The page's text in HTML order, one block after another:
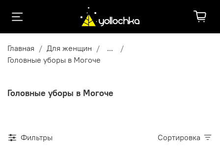
Главная Для женщин
...
Головные уборы в Могоче
Головные уборы в Могоче
Фильтры Сортировка